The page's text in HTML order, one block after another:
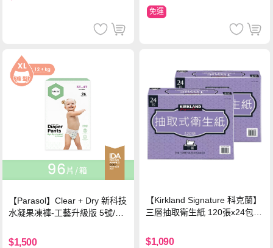
免運
【Parasol】Clear + Dry 新科技
水凝果凍褲-工藝升級版 5號/XL
$1,500
【Kirkland Signature 科克蘭】
三層抽取衛生紙 120張x24包x2
$1,090